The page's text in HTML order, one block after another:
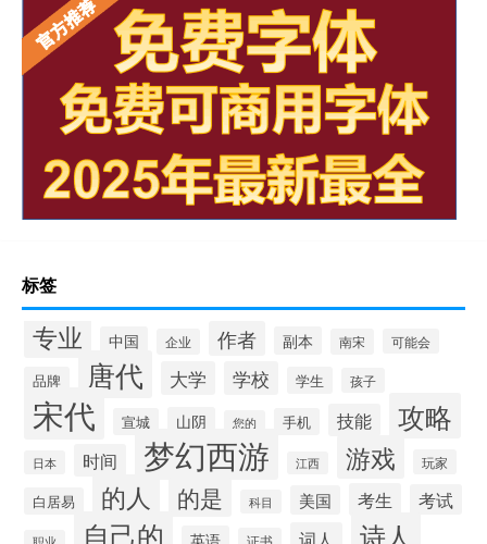
标签
专业 中国 企业 作者 副本 南宋 可能会
品牌 唐代 大学 学校 学生 孩子
宋代 宣城 山阴 您的 手机 技能 攻略
日本 时间 梦幻西游 江西 游戏 玩家
白居易 的人 的是 科目 美国 考生 考试
自己的 诗人